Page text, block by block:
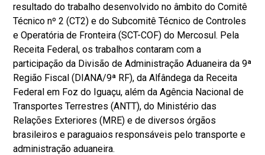
resultado do trabalho desenvolvido no âmbito do Comitê
Técnico nº 2 (CT2) e do Subcomitê Técnico de Controles
e Operatória de Fronteira (SCT-COF) do Mercosul. Pela
Receita Federal, os trabalhos contaram com a
participação da Divisão de Administração Aduaneira da 9ª
Região Fiscal (DIANA/9ª RF), da Alfândega da Receita
Federal em Foz do Iguaçu, além da Agência Nacional de
Transportes Terrestres (ANTT), do Ministério das
Relações Exteriores (MRE) e de diversos órgãos
brasileiros e paraguaios responsáveis pelo transporte e
administração aduaneira.